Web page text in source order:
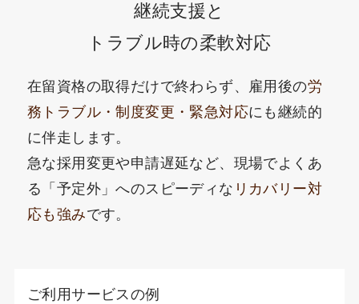
継続支援と
トラブル時の柔軟対応
在留資格の取得だけで終わらず、雇用後の労
務トラブル・制度変更・緊急対応にも継続的
に伴走します。
急な採用変更や申請遅延など、現場でよくあ
る「予定外」へのスピーディな リカバリー対
応も強みです。
ご利用サービスの例